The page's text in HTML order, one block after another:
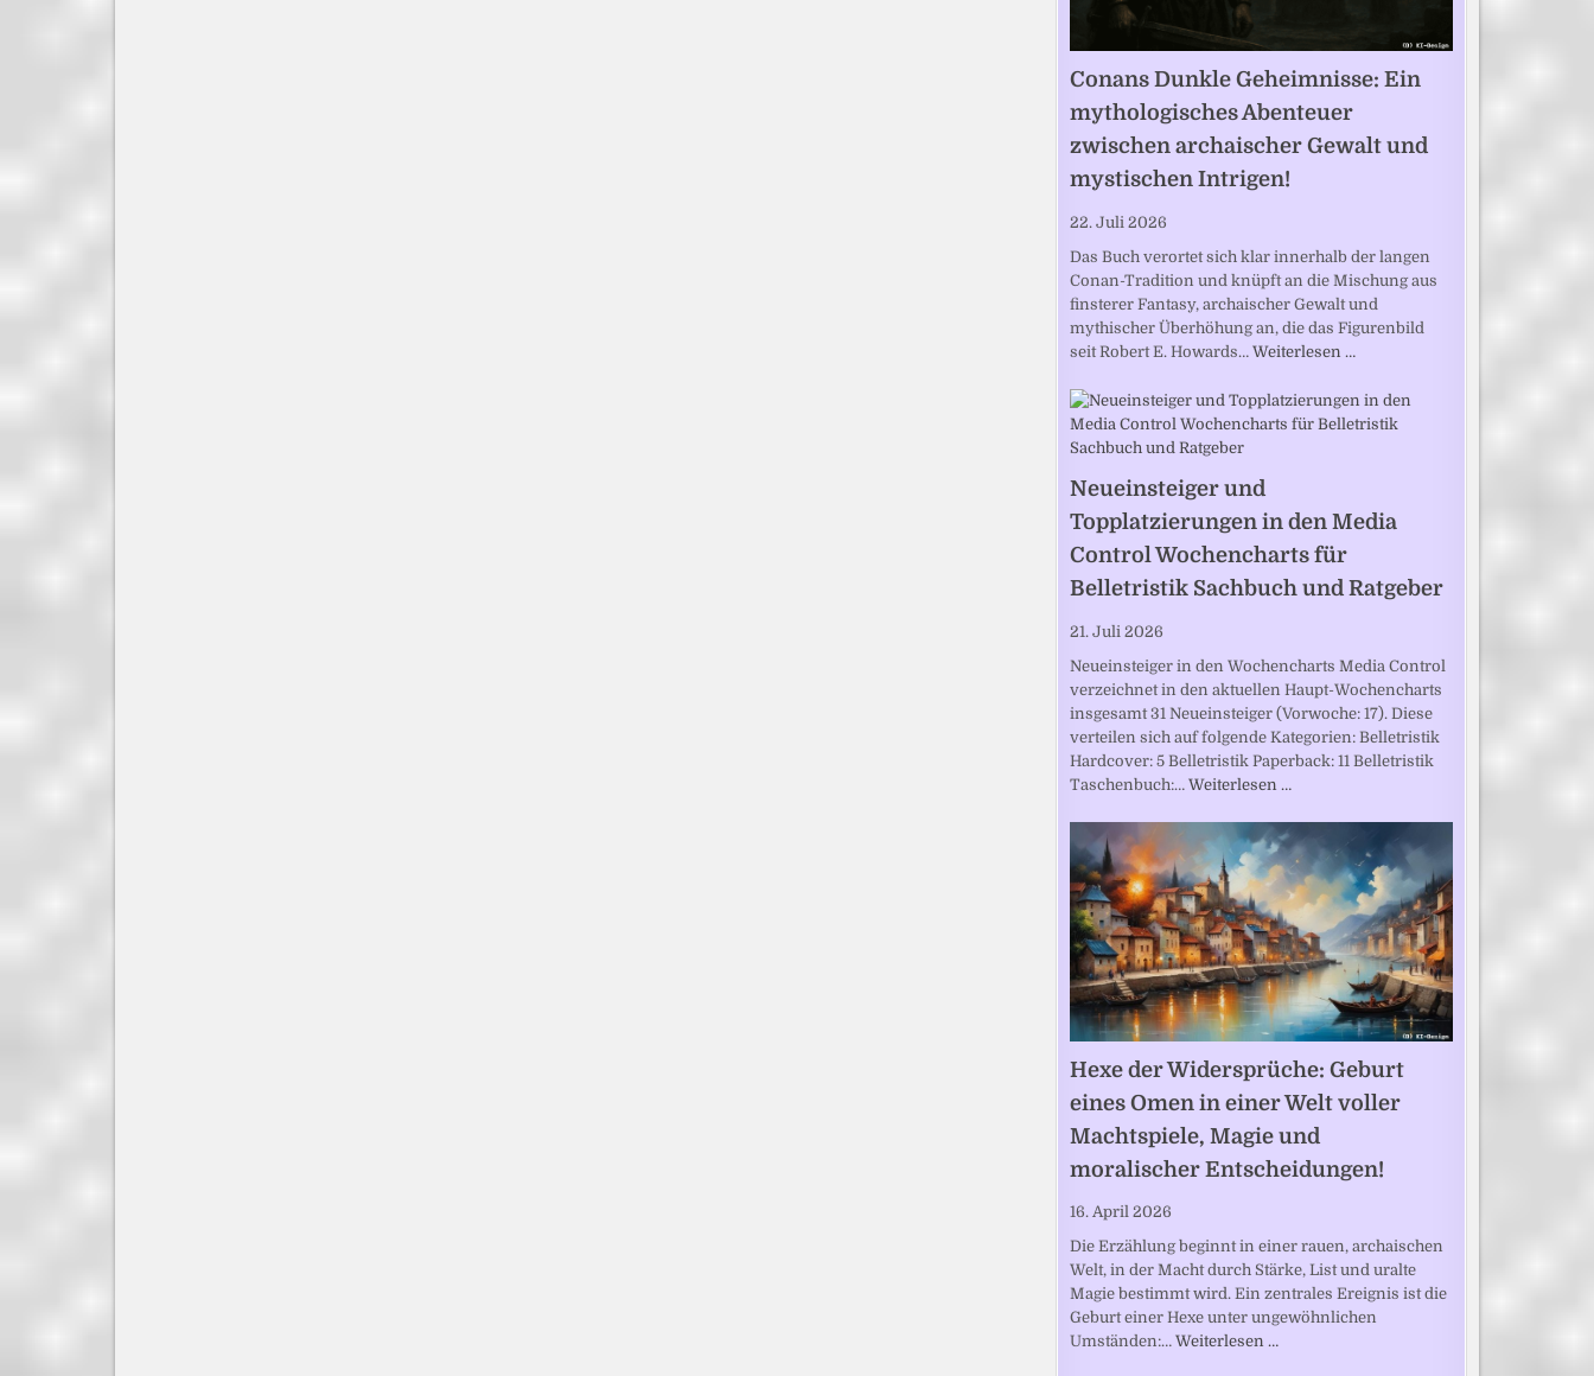
Conans Dunkle Geheimnisse: Ein
mythologisches Abenteuer
zwischen archaischer Gewalt und
mystischen Intrigen!
22. Juli 2026
Das Buch verortet sich klar innerhalb der langen
Conan-Tradition und knüpft an die Mischung aus
finsterer Fantasy, archaischer Gewalt und
mythischer Überhöhung an, die das Figurenbild
seit Robert E. Howards… Weiterlesen …
Neueinsteiger und
Topplatzierungen in den Media
Control Wochencharts für
Belletristik Sachbuch und Ratgeber
21. Juli 2026
Neueinsteiger in den Wochencharts Media Control
verzeichnet in den aktuellen Haupt-Wochencharts
insgesamt 31 Neueinsteiger (Vorwoche: 17). Diese
verteilen sich auf folgende Kategorien: Belletristik
Hardcover: 5 Belletristik Paperback: 11 Belletristik
Taschenbuch:… Weiterlesen …
Hexe der Widersprüche: Geburt
eines Omen in einer Welt voller
Machtspiele, Magie und
moralischer Entscheidungen!
16. April 2026
Die Erzählung beginnt in einer rauen, archaischen
Welt, in der Macht durch Stärke, List und uralte
Magie bestimmt wird. Ein zentrales Ereignis ist die
Geburt einer Hexe unter ungewöhnlichen
Umständen:… Weiterlesen …